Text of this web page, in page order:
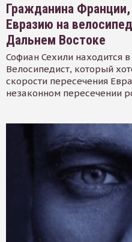
Гражданина
Евразию на
Дальнем Востоке
Софиан Сехили находится
Велосипедист, который
скорости пересечения
незаконном пересечении